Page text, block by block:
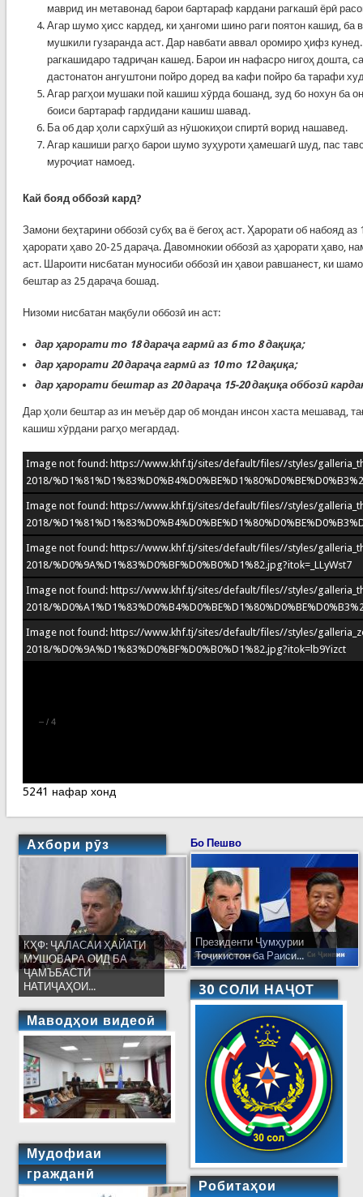
маврид ин метавонад барои бартараф кардани рагкашӣ ёрӣ
Агар шумо ҳисс кардед, ки ҳангоми шино раги поятон кашид, ба
мушкили гузаранда аст. Дар навбати аввал оромиро ҳифз
рагкашидаро тадриҷан кашед. Барои ин нафасро нигоҳ дошта,
дастонатон ангуштони пойро доред ва кафи пойро ба тарафи
Агар рагҳои мушаки пой кашиш хӯрда бошанд, зуд бо нохун ба
боиси бартараф гардидани кашиш шавад.
Ба об дар ҳоли сархӯшӣ аз нӯшокиҳои спиртӣ ворид нашавед.
Агар кашиши рагҳо барои шумо зуҳуроти ҳамешагӣ шуд, пас
муроҷиат намоед.
Кай бояд оббозӣ кард?
Замони беҳтарини оббозӣ субҳ ва ё бегоҳ аст. Ҳарорати об набояд
ҳарорати ҳаво 20-25 дараҷа. Давомнокии оббозӣ аз ҳарорати ҳаво,
аст. Шароити нисбатан муносиби оббозӣ ин ҳавои равшанест, ки
бештар аз 25 дараҷа бошад.
Низоми нисбатан мақбули оббозӣ ин аст:
дар ҳарорати то 18 дараҷа гармӣ аз 6 то 8 дақиқа;
дар ҳарорати 20 дараҷа гармӣ аз 10 то 12 дақиқа;
дар ҳарорати бештар аз 20 дараҷа 15-20 дақиқа оббозӣ
Дар ҳоли бештар аз ин меъёр дар об мондан инсон хаста мешавад,
кашиш хӯрдани рагҳо мегардад.
–/ 4
Image not found: https://www.khf.tj/sites/default/files//styles/
2018/
Image not found: https://www.khf.tj/sites/default/files//styles/
2018/
Image not found: https://www.khf.tj/sites/default/files//styles/
2018/%D0%9A%D1%83%D0%BF%D0%B0%D1%82.jpg?itok=_LLyWst7
Image not found: https://www.khf.tj/sites/default/files//styles/
2018/
Image not found: https://www.khf.tj/sites/default/files//styles/
2018/%D0%9A%D1%83%D0%BF%D0%B0%D1%82.jpg?itok=lb9Yizct
5241 нафар хонд
Ахбори рӯз
КҲФ: ҶАЛАСАИ ҲАЙАТИ
МУШОВАРА ОИД БА
ҶАМЪБАСТИ
НАТИҶАҲОИ...
Маводҳои видеоӣ
Мудофиаи
гражданӣ
Бо Пешво
Президенти Ҷумҳурии
Тоҷикистон ба Раиси...
30 СОЛИ НАҶОТ
Робитаҳои